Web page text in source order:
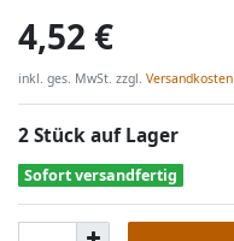
4,52 €
inkl. ges. MwSt. zzgl. Versandkosten
2 Stück auf Lager
Sofort versandfertig